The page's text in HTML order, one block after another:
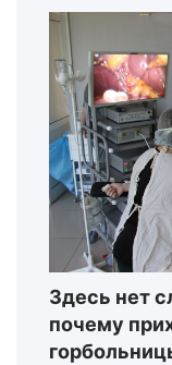
Здесь нет
почему